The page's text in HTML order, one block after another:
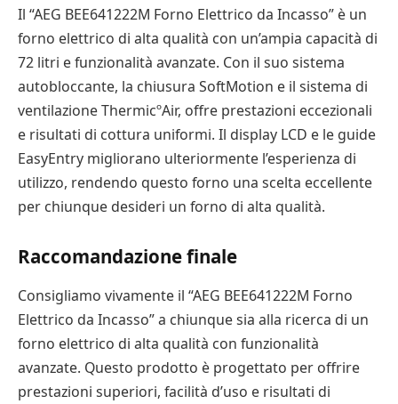
Il “AEG BEE641222M Forno Elettrico da Incasso” è un
forno elettrico di alta qualità con un’ampia capacità di
72 litri e funzionalità avanzate. Con il suo sistema
autobloccante, la chiusura SoftMotion e il sistema di
ventilazione ThermicºAir, offre prestazioni eccezionali
e risultati di cottura uniformi. Il display LCD e le guide
EasyEntry migliorano ulteriormente l’esperienza di
utilizzo, rendendo questo forno una scelta eccellente
per chiunque desideri un forno di alta qualità.
Raccomandazione finale
Consigliamo vivamente il “AEG BEE641222M Forno
Elettrico da Incasso” a chiunque sia alla ricerca di un
forno elettrico di alta qualità con funzionalità
avanzate. Questo prodotto è progettato per offrire
prestazioni superiori, facilità d’uso e risultati di